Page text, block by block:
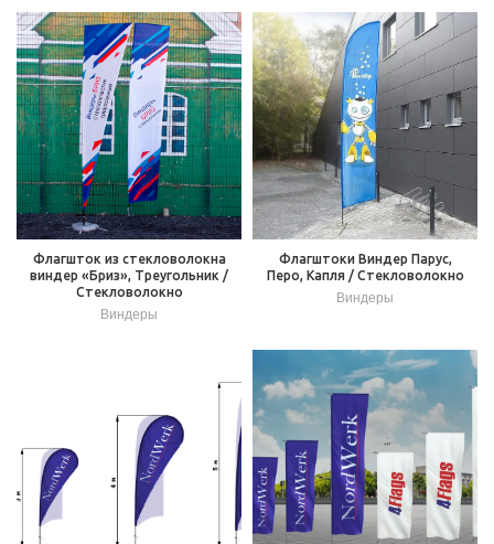
Флагшток из стекловолокна
виндер «Бриз», Треугольник /
Стекловолокно
Виндеры
Флагштоки Виндер Парус,
Перо, Капля / Стекловолокно
Виндеры